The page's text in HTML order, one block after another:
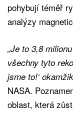
pohybují téměř
analýzy
„Je to 3,8
všechny tyto
jsme to!‘
NASA.
oblast, která